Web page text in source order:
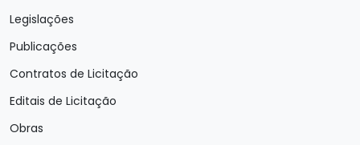
Legislações
Publicações
Contratos de Licitação
Editais de Licitação
Obras